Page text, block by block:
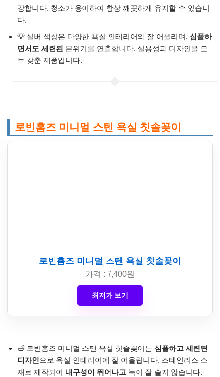
강합니다. 청소가 용이하여 항상 깨끗하게 유지할 수 있습니
다.
💡 실버 색상은 다양한 욕실 인테리어와 잘 어울리며, 심플하
면서도 세련된 분위기를 연출합니다. 실용성과 디자인을 모
두 갖춘 제품입니다.
로빈홈즈 미니멀 스텐 욕실 칫솔꽂이
로빈홈즈 미니멀 스텐 욕실 칫솔꽂이
가격 : 7,400원
최저가 보기
🛁 로빈홈즈 미니멀 스텐 욕실 칫솔꽂이는 심플하고 세련된
디자인 으로 욕실 인테리어에 잘 어울립니다. 스테인리스 소
재로 제작되어 내구성이 뛰어나고 녹이 잘 슬지 않습니다.